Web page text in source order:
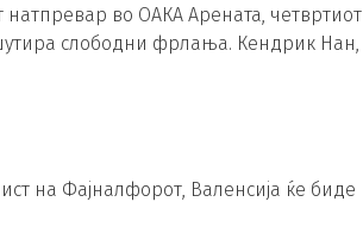
во ОАКА Арената, четвртиот
слободни фрлања. Кендрик Нан,
на Фајналфорот, Валенсија ќе биде